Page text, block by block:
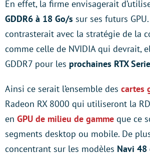
En effet, la firme envisagerait
GDDR6 à 18 Go/s sur ses futurs
contrasterait avec la stratégie de la
comme celle de NVIDIA qui devrait,
GDDR7 pour les prochaines RTX
Ainsi ce serait l’ensemble des cartes
Radeon RX 8000 qui utiliseront la
en GPU de milieu de gamme que ce
segments desktop ou mobile. De
concentrant sur les modèles Navi 48